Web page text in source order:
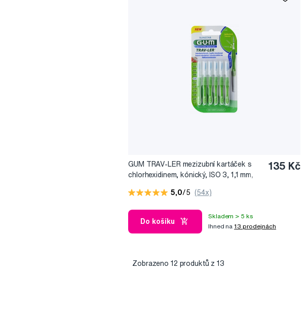
GUM TRAV-LER mezizubní kartáček s
chlorhexidinem, kónický, ISO 3, 1,1 mm,
135 Kč
5,0/5 (54x)
Do košíku
Skladem > 5 ks
Ihned na13 prodejnách
Zobrazeno 12 produktů z 13